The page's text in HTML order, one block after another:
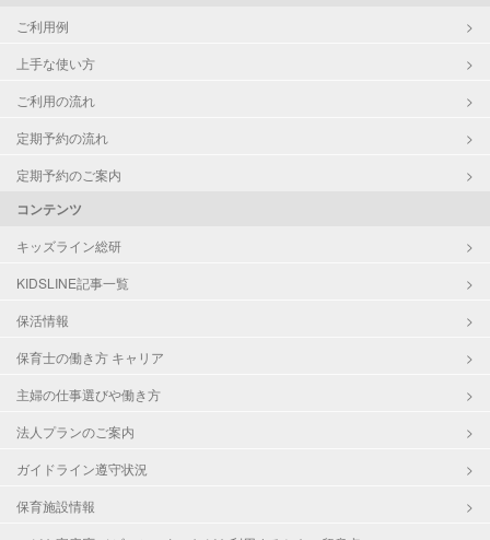
ご利用例
上手な使い方
ご利用の流れ
定期予約の流れ
定期予約のご案内
コンテンツ
キッズライン総研
KIDSLINE記事一覧
保活情報
保育士の働き方 キャリア
主婦の仕事選びや働き方
法人プランのご案内
ガイドライン遵守状況
保育施設情報